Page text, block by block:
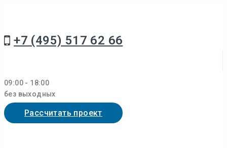
контенту
+7 (495) 517 62 66
09:00 - 18:00
без выходных
Рассчитать проект